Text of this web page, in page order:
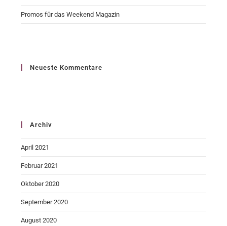
Promos für das Weekend Magazin
Neueste Kommentare
Archiv
April 2021
Februar 2021
Oktober 2020
September 2020
August 2020